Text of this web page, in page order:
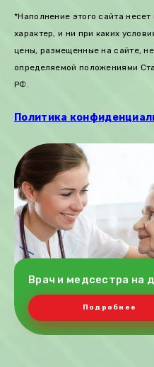
*Наполнение этого сайта
характер, и ни при каких
цены, размещенные на сайте,
определяемой положениями
РФ.
Политика
Врач и медсестра на
Подробнее